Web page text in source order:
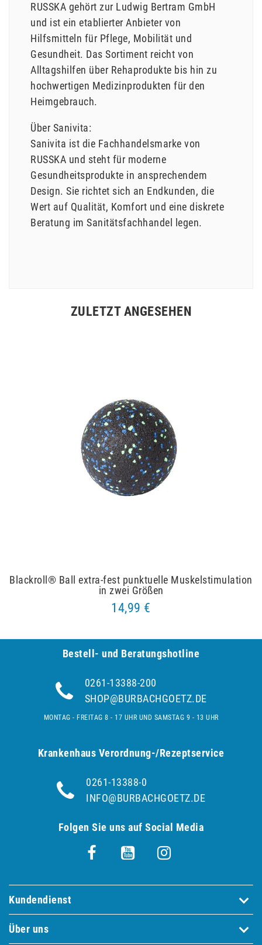
RUSSKA gehört zur Ludwig Bertram GmbH
und ist ein etablierter Anbieter von
Hilfsmitteln für Pflege, Mobilität und
Gesundheit. Das Sortiment reicht von
Alltagshilfen über Rehaprodukte bis hin zu
hochwertigen Medizinprodukten für den
Heimgebrauch.
Über Sanivita:
Sanivita ist die Fachhandelsmarke von
RUSSKA und steht für moderne
Gesundheitsprodukte in ansprechendem
Design. Sie richtet sich an Endkunden, die
Wert auf Qualität, Komfort und eine diskrete
Beratung im Sanitätsfachhandel legen.
ZULETZT ANGESEHEN
Blackroll® Ball extra-fest punktuelle Muskelstimulation
in zwei Größen
14,99 €
Bestell- und Be­ra­tungs­hot­line
0261-13388-200
SHOP@BURBACHGOETZ.DE
MONTAG - FREITAG 8 - 17 UHR UND SAMSTAG 9 - 13 UHR
Krankenhaus Verordnung-/Rezeptservice
0261-13388-0
INFO@BURBACHGOETZ.DE
Folgen Sie uns auf Social Media
Kundendienst
Über uns